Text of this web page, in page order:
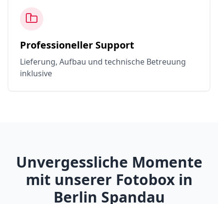
Professioneller Support
Lieferung, Aufbau und technische Betreuung
inklusive
Unvergessliche Momente
mit unserer Fotobox in
Berlin Spandau